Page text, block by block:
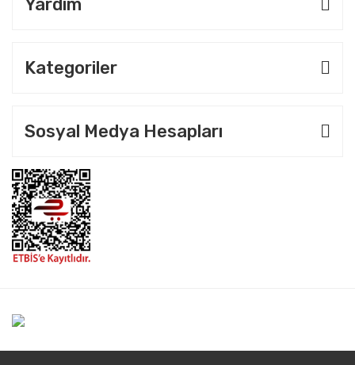
Yardım
Kategoriler
Sosyal Medya Hesapları